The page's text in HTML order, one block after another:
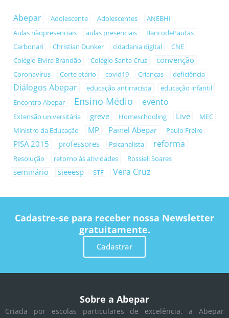
Abepar Adolescente Adolescentes
ANEBHI
Aulas nãopresenciais
aulas presenciais
BancodePautas
Carbonari
Christian Dunker cidadania digital
CNE
Colégio Elvira Brandão
Colégio Santa Cruz convenção
Coronavírus Corte etário covid19 Crianças deficiência
Diálogos Abepar educação antirracista
educação infantil
Encontro Abepar
Ensino Médio evento
Extensão universitária greve Homeschooling Live
MEC
Ministro da Educação
MP Painel Abepar Paulo Freire
PISA 2015 professores Psicanalista reforma
Resolução retorno às atividades Rossieli Soares
seminário sieeesp STF Vera Cruz
Cadastre-se para receber nossa Newsletter
gratuitamente.
Cadastrar
Sobre a Abepar
Criada por escolas particulares de excelência, a Abepar